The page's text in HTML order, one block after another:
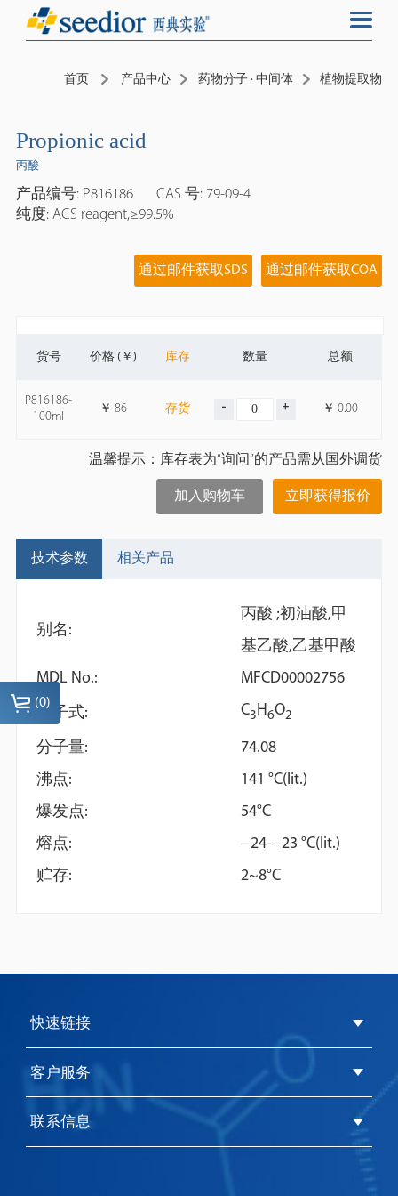
首页 产品中心 药物分子 · 中间体 植物提取物
Propionic acid
丙酸
产品编号: P816186
CAS 号: 79-09-4
纯度: ACS reagent,≥99.5%
通过邮件获取COA
通过邮件获取SDS
货号 价格 (￥) 库存 数量 总额
P816186-
100ml
￥ 86 存货 ￥ 0.00
温馨提示：库存表为“询问”的产品需从国外调货
立即获得报价
加入购物车
技术参数 相关产品
别名:
丙酸 ;初油酸,甲
基乙酸,乙基甲酸
MDL No.:
MFCD00002756
分子式: C3H6O2
分子量:
74.08
沸点:
141 °C(lit.)
爆发点:
54°C
熔点:
−24-−23 °C(lit.)
贮存:
2~8°C
Acacia
Mesoporous silica
快速链接
客户服务
联系信息
(0)